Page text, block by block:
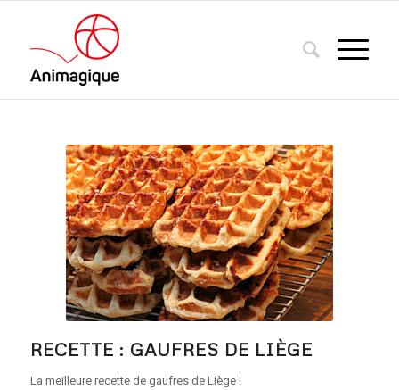
RECETTE : GAUFRES DE LIÈGE
La meilleure recette de gaufres de Liège !